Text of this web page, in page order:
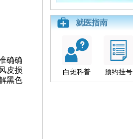
确确
皮损
黑色
就医指南
白斑科普 预约挂号